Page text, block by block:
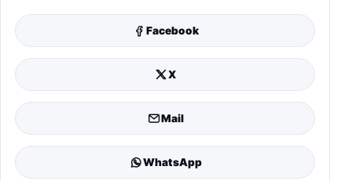
Facebook
X
Mail
WhatsApp